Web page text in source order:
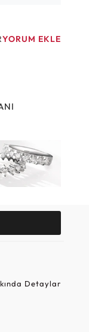
YORUM EKLE
Detaylar